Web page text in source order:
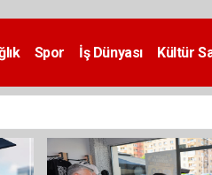
Spor İş Dünyası Kültür